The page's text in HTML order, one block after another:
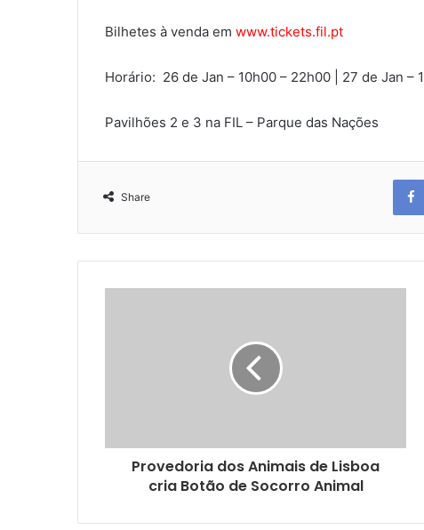
Bilhetes à venda em www.tickets.fil.pt
Horário: 26 de Jan – 10h00 – 22h00 | 27 de Jan –
Pavilhões 2 e 3 na FIL – Parque das Nações
Share
Provedoria dos Animais de Lisboa
cria Botão de Socorro Animal